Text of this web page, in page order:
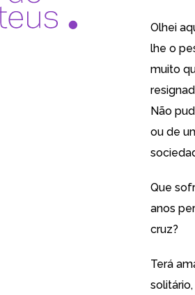
Olhei
lhe o
muito
Não
ou de
Que
anos
cruz?
Terá